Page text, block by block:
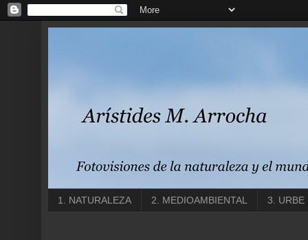
1. NATURALEZA 2. MEDIOAMBIENTAL 3. URBE